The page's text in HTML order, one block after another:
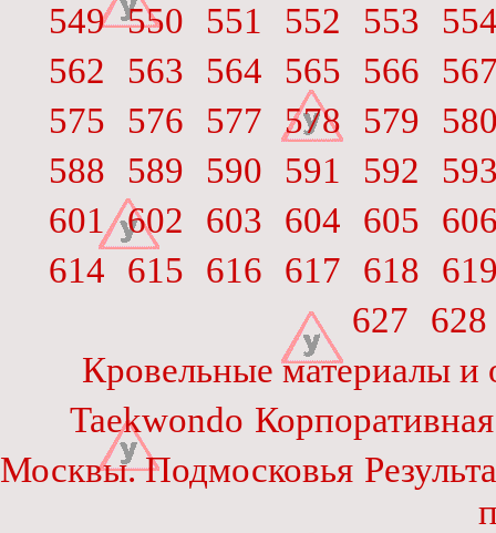
549 550 551 552 553
562
563 564 565 566
575
576 577 578 579
588
589 590 591 592
601
602 603 604 605
614
615 616 617 618
627
628
Кровельные материалы и
Taekwondo
Москвы. Подмосковья